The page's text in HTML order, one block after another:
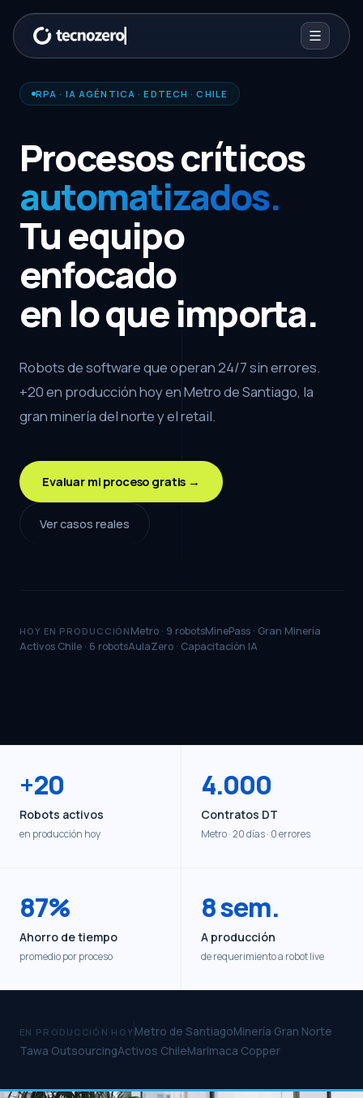
RPA · IA AGÉNTICA · EDTECH · CHILE
Procesos críticos
automatizados.
Tu equipo
enfocado
en lo que importa.
Robots de software que operan 24/7 sin errores.
+20 en producción hoy en Metro de Santiago, la
gran minería del norte y el retail.
Evaluar mi proceso gratis →
Ver casos reales
HOY EN PRODUCCIÓN Metro · 9 robotsMinePass · Gran Minería
Activos Chile · 6 robotsAulaZero · Capacitación IA
+20
Robots activos
en producción hoy
4.000
Contratos DT
Metro · 20 días · 0 errores
87%
Ahorro de tiempo
promedio por proceso
8 sem.
A producción
de requerimiento a robot live
EN PRODUCCIÓN HOY Metro de SantiagoMinería Gran Norte
Tawa OutsourcingActivos ChileMarimaca Copper